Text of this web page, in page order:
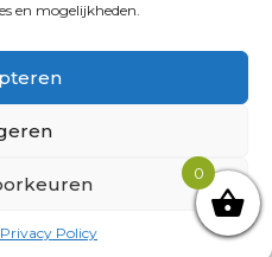
en mogelijkheden.
Privacy Policy Arkdesign.nl
0